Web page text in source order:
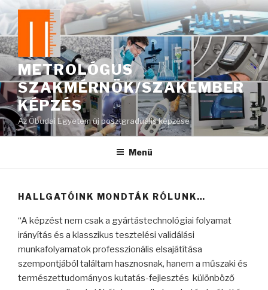
Tartalomhoz
METROLÓGUS
SZAKMÉRNÖK/SZAKEMBER
KÉPZÉS
Az Óbudai Egyetem új posztgraduális képzése
Menü
HALLGATÓINK MONDTÁK RÓLUNK…
“Aképzést nem csak a gyártástechnológiai folyamat
irányítás és a klasszikus tesztelési validálási
munkafolyamatok professzionális elsajátítása
szempontjából találtam hasznosnak, hanem a műszaki és
természettudományos kutatás-fejlesztés különböző